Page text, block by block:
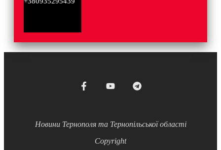
Новини Тернополя та Тернопільської області
Copyright